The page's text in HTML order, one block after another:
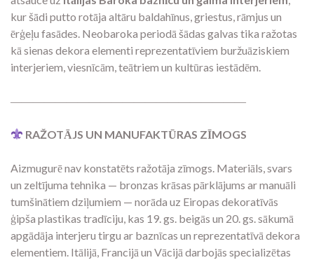
kur šādi putto rotāja altāru baldahīnus, griestus, rāmjus un
ērģeļu fasādes. Neobaroka periodā šādas galvas tika ražotas
kā sienas dekora elementi reprezentatīviem buržuāziskiem
interjeriem, viesnīcām, teātriem un kultūras iestādēm.
―――――――――――――――――――――
RAŽOTĀJS UN MANUFAKTŪRAS ZĪMOGS
Aizmugurē nav konstatēts ražotāja zīmogs. Materiāls, svars
un zeltījuma tehnika — bronzas krāsas pārklājums ar manuāli
tumšinātiem dziļumiem — norāda uz Eiropas dekoratīvās
ģipša plastikas tradīciju, kas 19. gs. beigās un 20. gs. sākumā
apgādāja interjeru tirgu ar baznīcas un reprezentatīvā dekora
elementiem. Itālijā, Francijā un Vācijā darbojās specializētas